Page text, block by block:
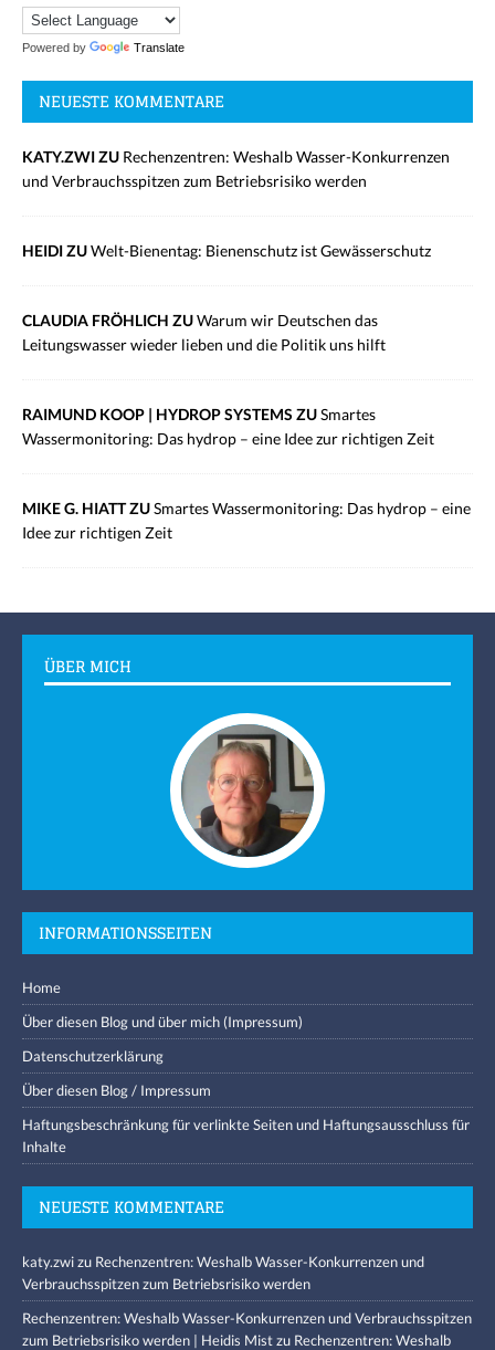
Powered by Translate
NEUESTE KOMMENTARE
KATY.ZWI ZU Rechenzentren: Weshalb Wasser-Konkurrenzen
und Verbrauchsspitzen zum Betriebsrisiko werden
HEIDI ZUWelt-Bienentag: Bienenschutz ist Gewässerschutz
CLAUDIA FRÖHLICH ZUWarum wir Deutschen das
Leitungswasser wieder lieben und die Politik uns hilft
RAIMUND KOOP | HYDROP SYSTEMS ZUSmartes
Wassermonitoring: Das hydrop – eine Idee zur richtigen Zeit
MIKE G. HIATT ZUSmartes Wassermonitoring: Das hydrop – eine
Idee zur richtigen Zeit
ÜBER MICH
INFORMATIONSSEITEN
Home
Über diesen Blog und über mich (Impressum)
Datenschutzerklärung
Über diesen Blog / Impressum
Haftungsbeschränkung für verlinkte Seiten und Haftungsausschluss für
Inhalte
NEUESTE KOMMENTARE
katy.zwizu Rechenzentren: Weshalb Wasser-Konkurrenzen und
Verbrauchsspitzen zum Betriebsrisiko werden
Rechenzentren: Weshalb Wasser-Konkurrenzen und Verbrauchsspitzen
zum Betriebsrisiko werden | Heidis Mistzu Rechenzentren: Weshalb